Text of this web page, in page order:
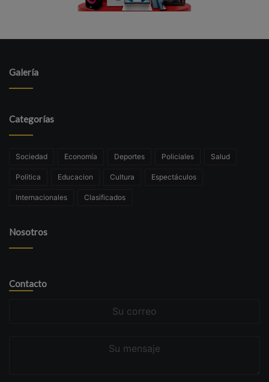
Galería
Categorías
Sociedad Economía Deportes Policiales Salud
Politica Educacion Cultura Espectáculos
Internacionales Clasificados
Nosotros
Contacto